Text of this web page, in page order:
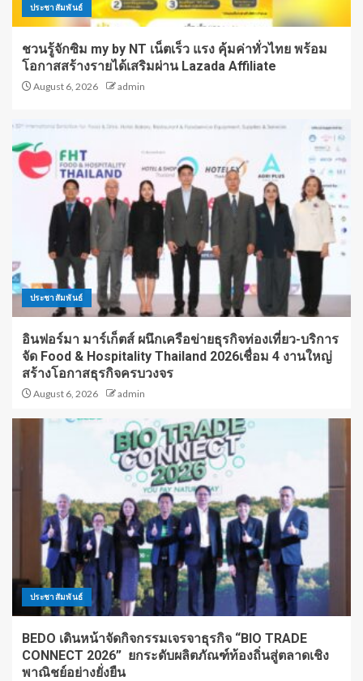
ประชาสัมพันธ์
ชวนรู้จักซิม my by NT เน็ตเร็ว แรง คุ้มค่าทั่วไทย พร้อม
โอกาสสร้างรายได้เสริมผ่าน Lazada Affiliate
August 6, 2026 admin
ประชาสัมพันธ์
อินฟอร์มา มาร์เก็ตส์ ผนึกเครือข่ายธุรกิจท่องเที่ยว-บริการ
จัด Food & Hospitality Thailand 2026เชื่อม 4 งานใหญ่
สร้างโอกาสธุรกิจครบวงจร
August 6, 2026 admin
ประชาสัมพันธ์
BEDO เดินหน้าจัดกิจกรรมเจรจาธุรกิจ “BIO TRADE
CONNECT 2026” ยกระดับผลิตภัณฑ์ท้องถิ่นสู่ตลาดเชิง
พาณิชย์อย่างยั่งยืน